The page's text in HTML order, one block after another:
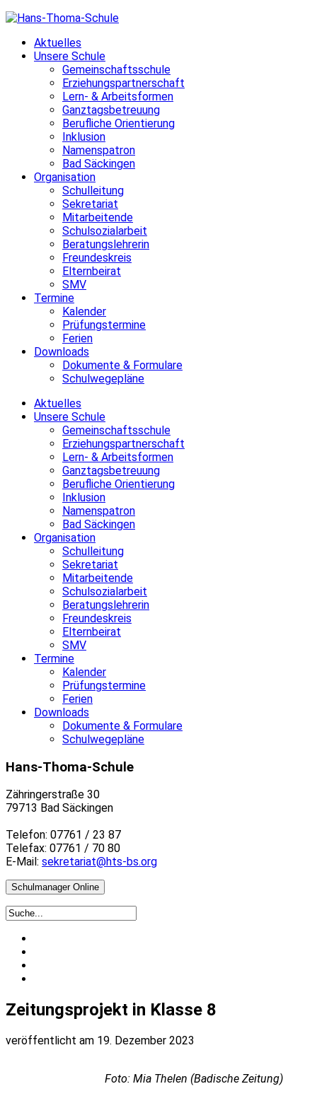
Skip
contentAktuelles
Unsere Schule
Gemeinschaftsschule
Erziehungspartnerschaft
Lern- & Arbeitsformen
Ganztagsbetreuung
Berufliche Orientierung
Inklusion
Namenspatron
Bad Säckingen
Organisation
Schulleitung
Sekretariat
Mitarbeitende
Schulsozialarbeit
Beratungslehrerin
Freundeskreis
Elternbeirat
SMV
Termine
Kalender
Prüfungstermine
Ferien
Downloads
Dokumente & Formulare
Schulwegepläne
Aktuelles
Unsere Schule
Gemeinschaftsschule
Erziehungspartnerschaft
Lern- & Arbeitsformen
Ganztagsbetreuung
Berufliche Orientierung
Inklusion
Namenspatron
Bad Säckingen
Organisation
Schulleitung
Sekretariat
Mitarbeitende
Schulsozialarbeit
Beratungslehrerin
Freundeskreis
Elternbeirat
SMV
Termine
Kalender
Prüfungstermine
Ferien
Downloads
Dokumente & Formulare
Schulwegepläne
Hans-Thoma-Schule
Zähringerstraße 30
79713 Bad Säckingen
Telefon: 07761 / 23 87
Telefax: 07761 / 70 80
E-Mail: sekretariat@hts-bs.org
Schulmanager Online
Zeitungsprojekt in Klasse 8
veröffentlicht am 19. Dezember 2023
Foto: Mia Thelen (Badische Zeitung)